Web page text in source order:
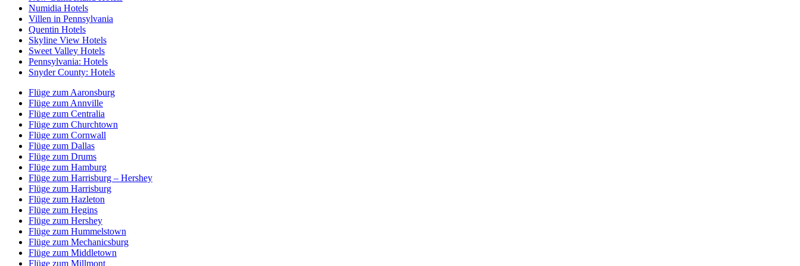
Numidia Hotels
Villen in Pennsylvania
Quentin Hotels
Skyline View Hotels
Sweet Valley Hotels
Pennsylvania: Hotels
Snyder County: Hotels
Flüge zum Aaronsburg
Flüge zum Annville
Flüge zum Centralia
Flüge zum Churchtown
Flüge zum Cornwall
Flüge zum Dallas
Flüge zum Drums
Flüge zum Hamburg
Flüge zum Harrisburg – Hershey
Flüge zum Harrisburg
Flüge zum Hazleton
Flüge zum Hegins
Flüge zum Hershey
Flüge zum Hummelstown
Flüge zum Mechanicsburg
Flüge zum Middletown
Flüge zum Millmont